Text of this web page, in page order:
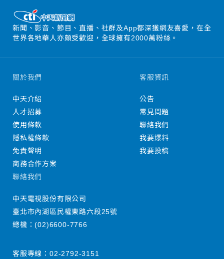
新聞、影音、節目、直播、社群及App都深獲網友喜愛，在全
世界各地華人亦頗受歡迎，全球擁有2000萬粉絲。
關於我們
中天介紹
人才招募
使用條款
隱私權條款
免責聲明
商務合作方案
客服資訊
公告
常見問題
聯絡我們
我要爆料
我要投稿
聯絡我們
中天電視股份有限公司
臺北市內湖區民權東路六段25號
總機：(02)6600-7766
客服專線： 02-2792-3151